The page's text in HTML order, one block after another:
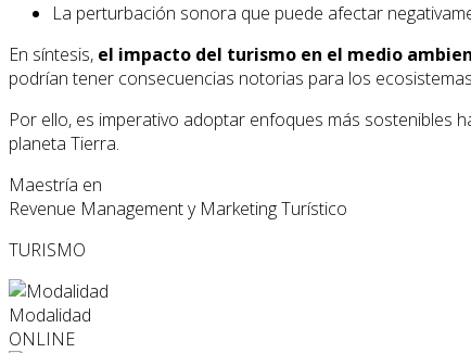
La perturbación sonora que puede afectar
En síntesis, el impacto del turismo en el medio
podrían tener consecuencias notorias para los
Por ello, es imperativo adoptar enfoques más sostenibles
planeta Tierra.
Maestría en
Revenue Management y Marketing Turístico
TURISMO
Modalidad
ONLINE